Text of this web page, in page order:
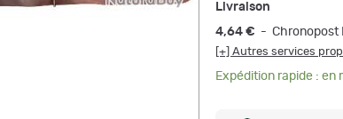
Livraison
4,64 € - Chronopost
[+] Autres services
Expédition rapide : en